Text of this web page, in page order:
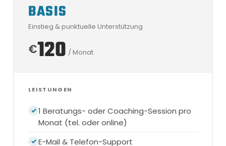
BASIS
Einstieg & punktuelle Unterstützung
€120 / Monat
LEISTUNGEN
1 Beratungs- oder Coaching-Session pro
Monat (tel. oder online)
E-Mail & Telefon-Support